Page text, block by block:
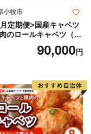
小牧市
定期便>国産キャベツ
のロールキャベツ（6P
90,000円